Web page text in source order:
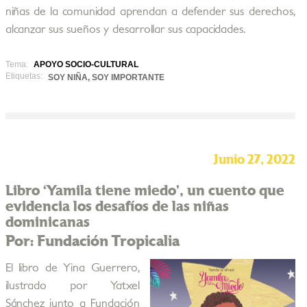
niñas de la comunidad aprendan a defender sus derechos,
alcanzar sus sueños y desarrollar sus capacidades.
Tema:
APOYO SOCIO-CULTURAL
Etiquetas:
SOY NIÑA, SOY IMPORTANTE
Junio 27, 2022
Libro ‘Yamila tiene miedo’, un cuento que
evidencia los desafíos de las niñas
dominicanas
Por: Fundación Tropicalia
El libro de Yina Guerrero,
ilustrado por Yatxel
Sánchez junto a Fundación